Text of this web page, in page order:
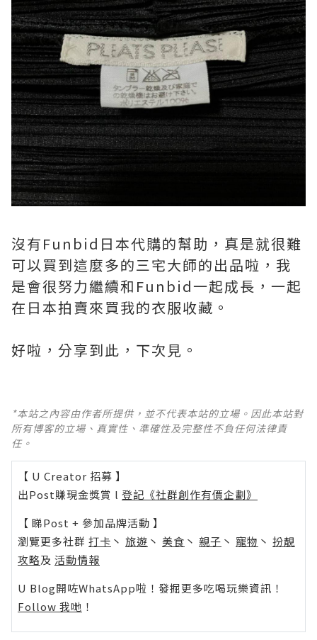
沒有Funbid日本代購的幫助，真是就很難
可以買到這麼多的三宅大師的出品啦，我
是會很努力繼續和Funbid一起成長，一起
在日本拍賣來買我的衣服收藏。
好啦，分享到此，下次見。
*本站之內容由作者所提供，並不代表本站的立場。因此本站對
所有博客的立場、真實性、準確性及完整性不負任何法律責
任。
【 U Creator 招募 】
出Post賺現金獎賞 l 登記《社群創作有價企劃》
【 睇Post + 參加品牌活動 】
瀏覽更多社群 打卡 丶 旅遊 丶 美食 丶 親子 丶 寵物 丶 扮靚
攻略及 活動情報
U Blog開咗WhatsApp啦！發掘更多吃喝玩樂資訊！
Follow 我哋 ！